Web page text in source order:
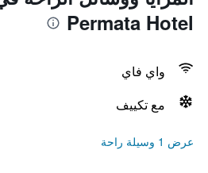
Permata Hotel
واي فاي
مع تكييف
عرض 1 وسيلة راحة